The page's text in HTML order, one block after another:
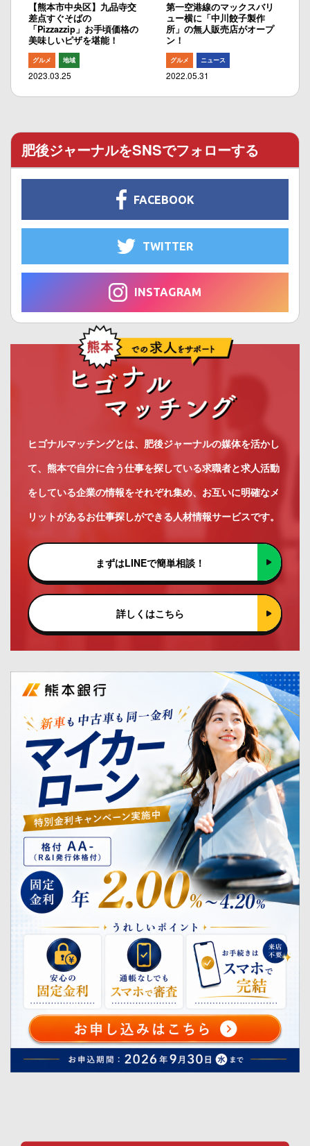
【熊本市中央区】九品寺交
差点すぐそばの
「Pizzazzip」お手頃価格の
美味しいピザを堪能！
グルメ 地域
2023.03.25
第一空港線のマックスバリ
ュー横に「中川餃子製作
所」の無人販売店がオープ
ン！
グルメ ニュース
2022.05.31
肥後ジャーナルをSNSでフォローする
FACEBOOK
TWITTER
INSTAGRAM
ヒゴナルマッチングとは、肥後ジャーナルの媒体を活かし
て、熊本で自分に合う仕事を探している求職者と求人活動
をしている企業の情報をそれぞれ集め、お互いに明確なメ
リットがあるお仕事探しができる人材情報サービスです。
まずはLINEで簡単相談！
詳しくはこちら